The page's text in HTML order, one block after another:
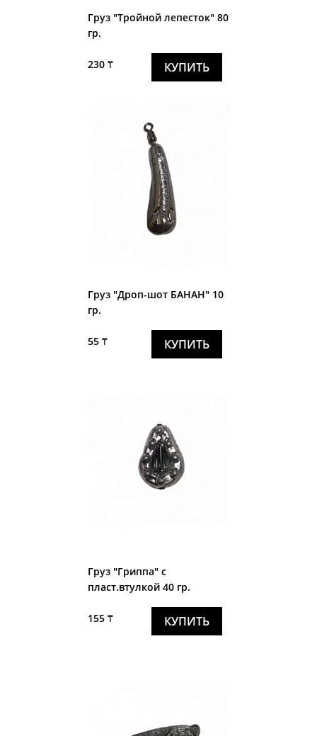
Груз "Тройной лепесток" 80
гр.
230 ₸ КУПИТЬ
Груз "Дроп-шот БАНАН" 10
гр.
55 ₸ КУПИТЬ
Груз "Гриппа" с
пласт.втулкой 40 гр.
155 ₸ КУПИТЬ